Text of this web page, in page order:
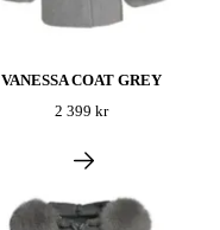
VANESSA COAT GREY
2 399 kr